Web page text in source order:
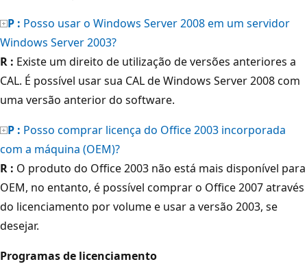
P : Posso usar o Windows Server 2008 em um servidor
Windows Server 2003?
R : Existe um direito de utilização de versões anteriores a
CAL. É possível usar sua CAL de Windows Server 2008 com
uma versão anterior do software.
P : Posso comprar licença do Office 2003 incorporada
com a máquina (OEM)?
R : O produto do Office 2003 não está mais disponível para
OEM, no entanto, é possível comprar o Office 2007 através
do licenciamento por volume e usar a versão 2003, se
desejar.
Programas de licenciamento